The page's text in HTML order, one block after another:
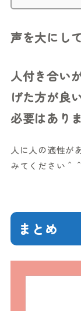
声を大にし
人付き合い
げた方が良
必要はあり
人に人の適性が
みてください＾＾
まとめ